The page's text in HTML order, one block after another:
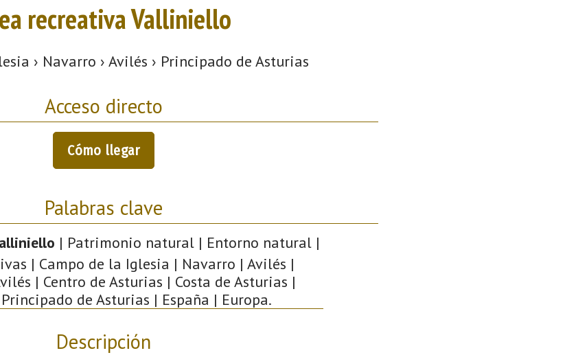
recreativa Valliniello
› Navarro › Avilés › Principado de Asturias
Acceso directo
Cómo llegar
Palabras clave
| Patrimonio natural | Entorno natural |
| Campo de la Iglesia | Navarro | Avilés |
| Centro de Asturias | Costa de Asturias |
de Asturias | España | Europa.
Descripción